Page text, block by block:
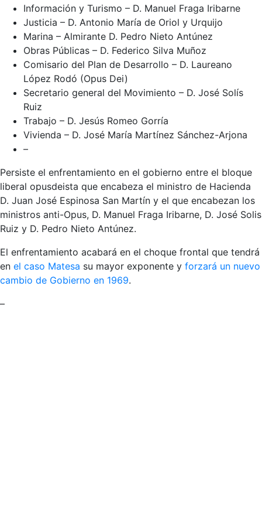
Información y Turismo – D. Manuel Fraga Iribarne
Justicia – D. Antonio María de Oriol y Urquijo
Marina – Almirante D. Pedro Nieto Antúnez
Obras Públicas – D. Federico Silva Muñoz
Comisario del Plan de Desarrollo – D. Laureano
López Rodó (Opus Dei)
Secretario general del Movimiento – D. José Solís
Ruiz
Trabajo – D. Jesús Romeo Gorría
Vivienda – D. José María Martínez Sánchez-Arjona
–
Persiste el enfrentamiento en el gobierno entre el bloque
liberal opusdeista que encabeza el ministro de Hacienda
D. Juan José Espinosa San Martín y el que encabezan los
ministros anti-Opus, D. Manuel Fraga Iribarne, D. José Solis
Ruiz y D. Pedro Nieto Antúnez.
El enfrentamiento acabará en el choque frontal que tendrá
en el caso Matesa su mayor exponente y forzará un nuevo
cambio de Gobierno en 1969.
–